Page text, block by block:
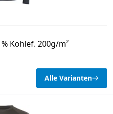
Kohlef. 200g/m²
Alle Varianten